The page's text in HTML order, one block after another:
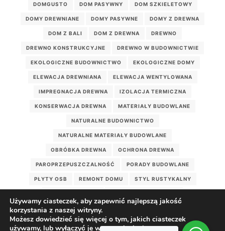
DOMGUSTO DOM PASYWNY DOM SZKIELETOWY
DOMY DREWNIANE DOMY PASYWNE DOMY Z DREWNA
DOM Z BALI DOM Z DREWNA DREWNO
DREWNO KONSTRUKCYJNE DREWNO W BUDOWNICTWIE
EKOLOGICZNE BUDOWNICTWO EKOLOGICZNE DOMY
ELEWACJA DREWNIANA ELEWACJA WENTYLOWANA
IMPREGNACJA DREWNA IZOLACJA TERMICZNA
KONSERWACJA DREWNA MATERIAŁY BUDOWLANE
NATURALNE BUDOWNICTWO
NATURALNE MATERIAŁY BUDOWLANE
OBRÓBKA DREWNA OCHRONA DREWNA
PAROPRZEPUSZCZALNOŚĆ PORADY BUDOWLANE
PŁYTY OSB REMONT DOMU STYL RUSTYKALNY
WILGOĆ W DOMU
ZDROWY DOM DREWNIANY ZDROWY MIKROKLIMAT
Używamy ciasteczek, aby zapewnić najlepszą jakość
korzystania z naszej witryny.
Możesz dowiedzieć się więcej o tym, jakich ciasteczek
używamy, lub wyłączyć je wustawieniach.